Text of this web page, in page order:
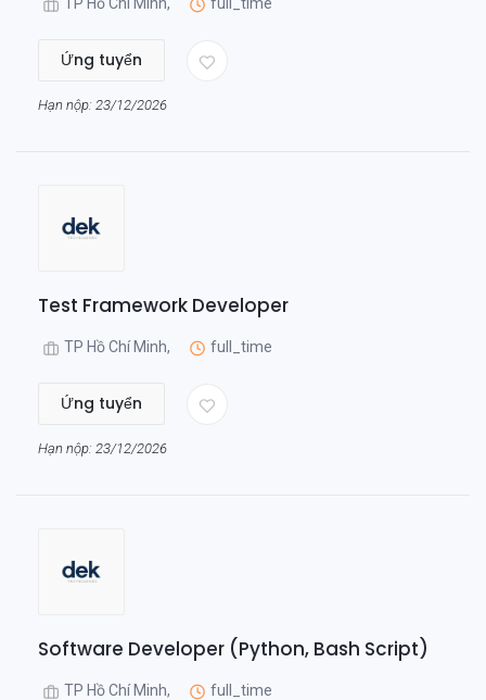
Ứng tuyển
Hạn nộp: 23/12/2026
Test Framework Developer
TP Hồ Chí Minh, full_time
Ứng tuyển
Hạn nộp: 23/12/2026
Software Developer (Python, Bash Script)
TP Hồ Chí Minh, full_time